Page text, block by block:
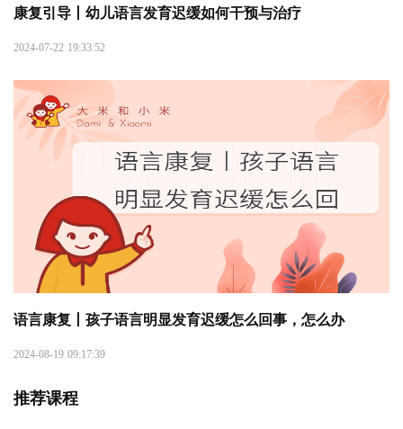
康复引导丨幼儿语言发育迟缓如何干预与治疗
2024-07-22 19:33:52
语言康复丨孩子语言明显发育迟缓怎么回事，怎么办
2024-08-19 09:17:39
推荐课程